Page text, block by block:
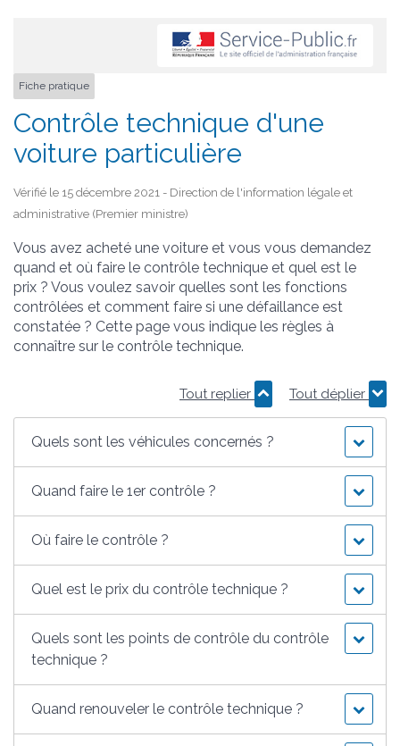
Fiche pratique
Contrôle technique d'une
voiture particulière
Vérifié le 15 décembre 2021 - Direction de l'information légale et
administrative (Premier ministre)
Vous avez acheté une voiture et vous vous demandez
quand et où faire le contrôle technique et quel est le
prix ? Vous voulez savoir quelles sont les fonctions
contrôlées et comment faire si une défaillance est
constatée ? Cette page vous indique les règles à
connaître sur le contrôle technique.
Tout replier Tout déplier
Quels sont les véhicules concernés ?
Quand faire le 1er contrôle ?
Où faire le contrôle ?
Quel est le prix du contrôle technique ?
Quels sont les points de contrôle du contrôle
technique ?
Quand renouveler le contrôle technique ?